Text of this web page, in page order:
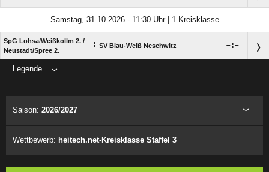
Samstag, 31.10.2026 - 11:30 Uhr | 1.Kreisklasse
SpG Lohsa/​Weißkollm 2. /​
Neustadt/​Spree 2.
: SV Blau-Weiß Neschwitz :
Legende
Saison: 2026/2027
Wettbewerb: heitech.net-Kreisklasse Staffel 3